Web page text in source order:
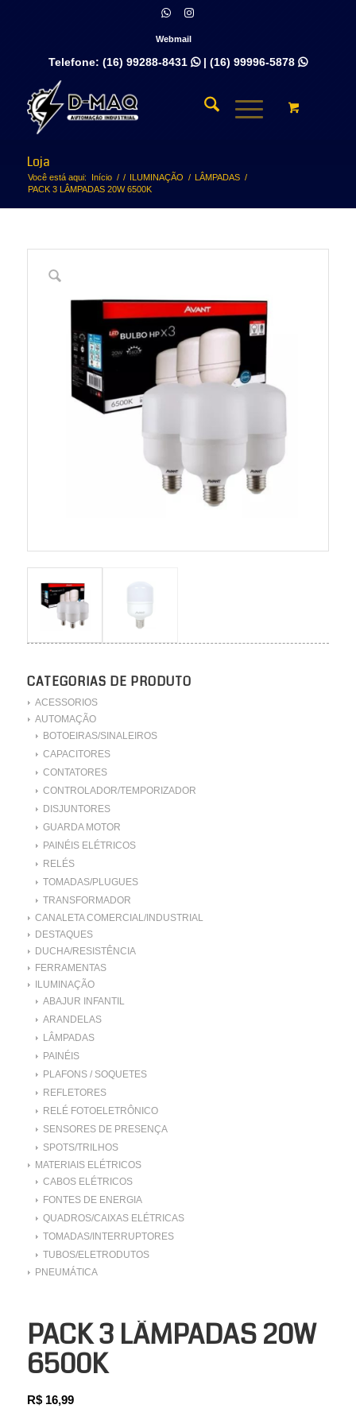
Webmail
Telefone: (16) 99288-8431 | (16) 99996-5878 
Loja
Você está aqui: Início / / ILUMINAÇÃO / LÂMPADAS /
PACK 3 LÂMPADAS 20W 6500K
CATEGORIAS DE PRODUTO
ACESSORIOS
AUTOMAÇÃO
BOTOEIRAS/SINALEIROS
CAPACITORES
CONTATORES
CONTROLADOR/TEMPORIZADOR
DISJUNTORES
GUARDA MOTOR
PAINÉIS ELÉTRICOS
RELÉS
TOMADAS/PLUGUES
TRANSFORMADOR
CANALETA COMERCIAL/INDUSTRIAL
DESTAQUES
DUCHA/RESISTÊNCIA
FERRAMENTAS
ILUMINAÇÃO
ABAJUR INFANTIL
ARANDELAS
LÂMPADAS
PAINÉIS
PLAFONS / SOQUETES
REFLETORES
RELÉ FOTOELETRÔNICO
SENSORES DE PRESENÇA
SPOTS/TRILHOS
MATERIAIS ELÉTRICOS
CABOS ELÉTRICOS
FONTES DE ENERGIA
QUADROS/CAIXAS ELÉTRICAS
TOMADAS/INTERRUPTORES
TUBOS/ELETRODUTOS
PNEUMÁTICA
PACK 3 LÂMPADAS 20W
6500K
R$16,99